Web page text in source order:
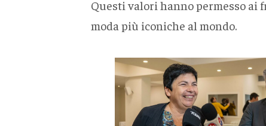
Questi valori hanno permesso ai
moda più iconiche al mondo.